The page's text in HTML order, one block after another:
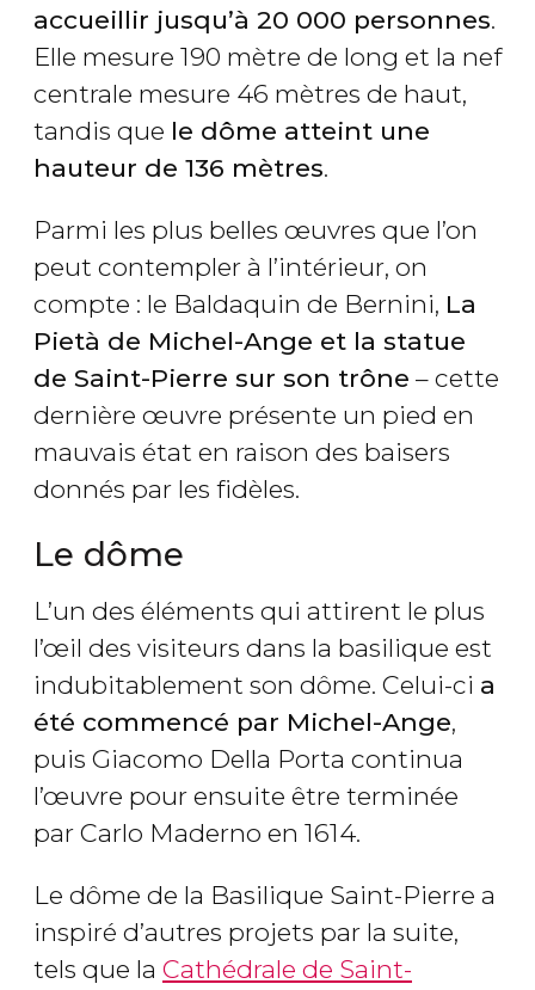
accueillir jusqu’à 20 000 personnes.
Elle mesure 190 mètre de long et la nef
centrale mesure 46 mètres de haut,
tandis que le dôme atteint une
hauteur de 136 mètres.
Parmi les plus belles œuvres que l’on
peut contempler à l’intérieur, on
compte : le Baldaquin de Bernini, La
Pietà de Michel-Ange et la statue
de Saint-Pierre sur son trône – cette
dernière œuvre présente un pied en
mauvais état en raison des baisers
donnés par les fidèles.
Le dôme
L’un des éléments qui attirent le plus
l’œil des visiteurs dans la basilique est
indubitablement son dôme. Celui-ci a
été commencé par Michel-Ange,
puis Giacomo Della Porta continua
l’œuvre pour ensuite être terminée
par Carlo Maderno en 1614.
Le dôme de la Basilique Saint-Pierre a
inspiré d’autres projets par la suite,
tels que la Cathédrale de Saint-